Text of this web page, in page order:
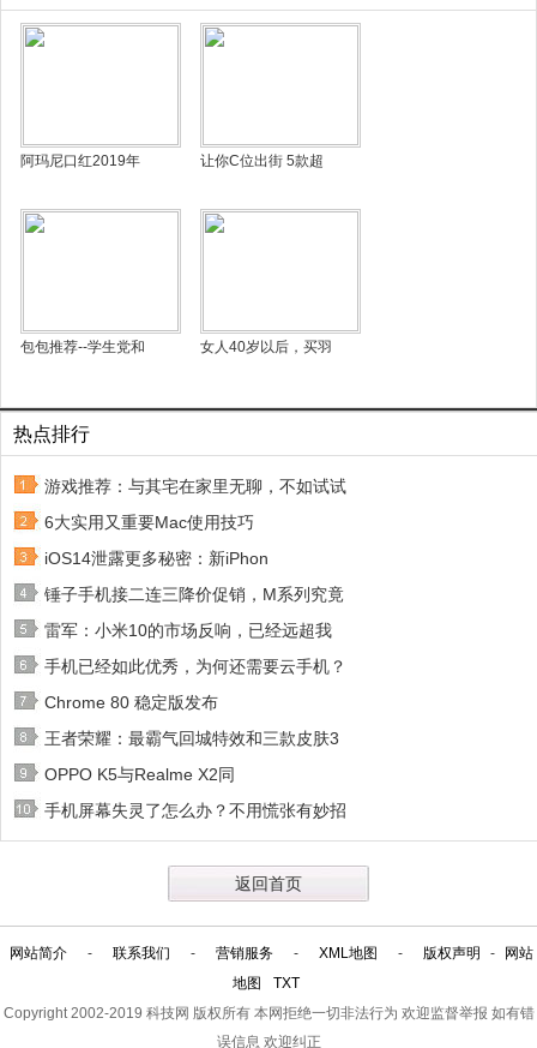
阿玛尼口红2019年 让你C位出街 5款超
包包推荐--学生党和 女人40岁以后，买羽
热点排行
游戏推荐：与其宅在家里无聊，不如试试
6大实用又重要Mac使用技巧
iOS14泄露更多秘密：新iPhon
锤子手机接二连三降价促销，M系列究竟
雷军：小米10的市场反响，已经远超我
手机已经如此优秀，为何还需要云手机？
Chrome 80 稳定版发布
王者荣耀：最霸气回城特效和三款皮肤3
OPPO K5与Realme X2同
手机屏幕失灵了怎么办？不用慌张有妙招
返回首页
网站简介 - 联系我们 - 营销服务 - XML地图 - 版权声明 -
网站
地图
TXT
Copyright 2002-2019 科技网 版权所有 本网拒绝一切非法行为 欢迎监督举报 如有错
误信息 欢迎纠正